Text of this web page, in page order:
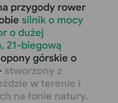
przygody rower
silnik o mocy
o dużej
21-biegową
górskie o
stworzony z
w terenie i
na łonie natury.